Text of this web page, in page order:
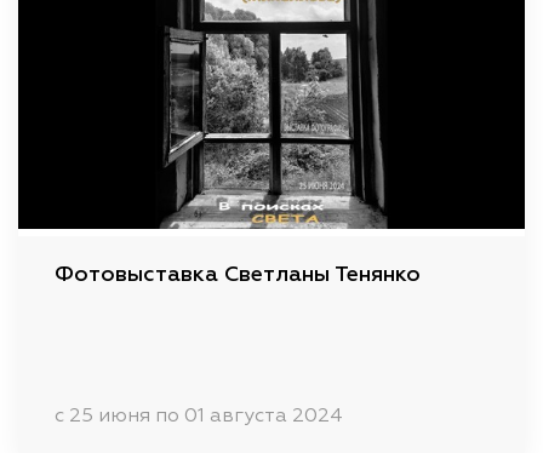
Фотовыставка Светланы Тенянко
c 25 июня по 01 августа 2024